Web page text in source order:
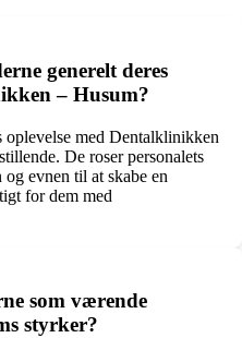
generelt deres
– Husum?
oplevelse med Dentalklinikken
De roser personalets
evnen til at skabe en
for dem med
som værende
styrker?